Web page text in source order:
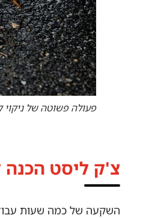
פעולה פשוטה של ניקוי
צ'ק ליסט הכנה
השקעה של כמה שעות